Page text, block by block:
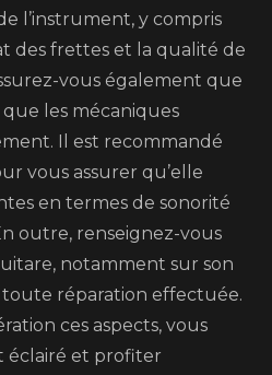
l’instrument, y compris
des frettes et la qualité de
vous également que
les mécaniques
Il est recommandé
vous assurer qu’elle
en termes de sonorité
outre, renseignez-vous
notamment sur son
réparation effectuée.
ces aspects, vous
éclairé et profiter